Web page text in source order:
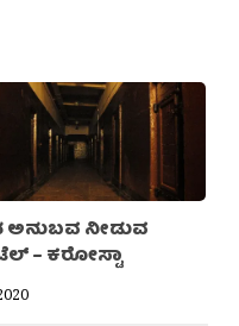
ಅನುಬವ ನೀಡುವ
– ಕರೋಸ್ಟಾ